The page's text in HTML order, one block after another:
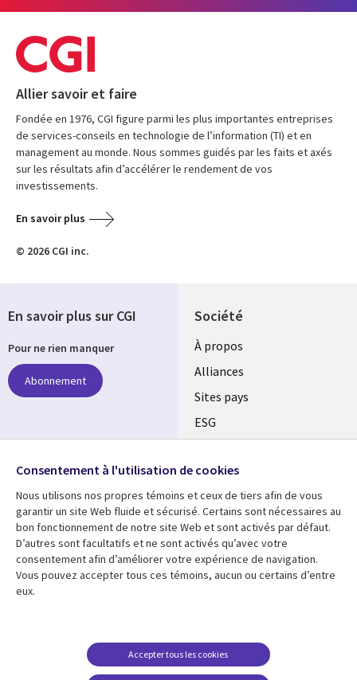
Allier savoir et faire
Fondée en 1976, CGI figure parmi les plus importantes entreprises
de services-conseils en technologie de l’information (TI) et en
management au monde. Nous sommes guidés par les faits et axés
sur les résultats afin d’accélérer le rendement de vos
investissements.
En savoir plus
© 2026 CGI inc.
Société
À propos
Alliances
Sites pays
ESG
Fusions
Salle de presse
Ressources
Articles
Études de cas
Support
Restrictions et
conditions juridiques
En savoir plus sur CGI
Pour ne rien manquer
Abonnement
Suivez-nous
Social
Media
Global
FR
Consentement à l'utilisation de cookies
Nous utilisons nos propres témoins et ceux de tiers afin de vous
garantir un site Web fluide et sécurisé. Certains sont nécessaires au
bon fonctionnement de notre site Web et sont activés par défaut.
D’autres sont facultatifs et ne sont activés qu’avec votre
consentement afin d’améliorer votre expérience de navigation.
Vous pouvez accepter tous ces témoins, aucun ou certains d’entre
eux.
Accepter tous les cookies